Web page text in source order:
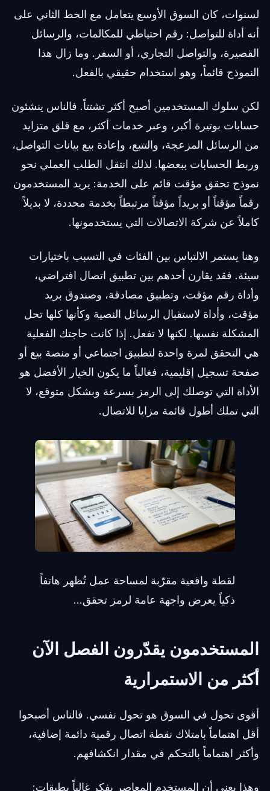
لسنوات، كان السوق الأوسع يتعامل مع الخط الثاني على
أنه أداة للتواصل: رقم احتياطي للمكالمات، والرسائل
القصيرة، والتواصل التجاري، أو السفر. وما زال هذا
النموذج قائماً، وهو استخدام حقيقي بالفعل.
لكن سلوك المستخدمين أصبح أكثر تشتتاً. فالناس ينشئون
حسابات بوتيرة أكبر، وعبر خدمات أكثر، مع قلق متزايد
من الرسائل المزعجة، والتتبع، وإعادة بيع بيانات التواصل،
وربط الحسابات ببعضها. لذلك انتقل الطلب العملي نحو
نموذج تحقق مؤقت قائم على الخدمة: يريد المستخدمون
رقماً مؤقتاً أو بريداً مؤقتاً مرتبطاً بخدمة محددة، لا بديلاً
كاملاً عن شركة الاتصالات التي يستخدمونها.
وهنا يستمر الالتباس بين الفئات في التسبب باختيارات
سيئة. فقد يقارن أحدهم بين تطبيق اتصال افتراضي،
وأداة رقم مؤقت، وتطبيق مصادقة، وصندوق بريد
مؤقت، وأداة لاستقبال الرسائل النصية وكأنها كلها تحل
المشكلة نفسها. لكنها لا تفعل. إذا كانت حاجتك الفعلية
هي التحقق لمرة واحدة لتطبيق اجتماعي أو منصة بيع أو
صفحة تسجيل إقليمية، فغالباً ما يكون الخيار الأفضل هو
الأداة التي توصلك إلى الرمز بسرعة وبشكل متوقع، لا
التي تملك أطول قائمة مزايا للاتصال.
لقطة واقعية مقرّبة لمساحة عمل تُظهر هاتفاً
ذكياً يعرض واجهة عامة لرمز تحقق...
المستخدمون يقدّرون الفصل الآن
أكثر من الاستمرارية
أقوى تحول في السوق هو تحول نفسي. فالناس أصبحوا
أقل اهتماماً بامتلاك نقطة اتصال رقمية دائمة إضافية،
وأكثر اهتماماً بالتحكم في مقدار انكشافهم.
وهذا يعني أن المستخدم المعاصر يفكر غالباً بطبقات: